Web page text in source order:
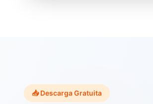
📥 Descarga Gratuita